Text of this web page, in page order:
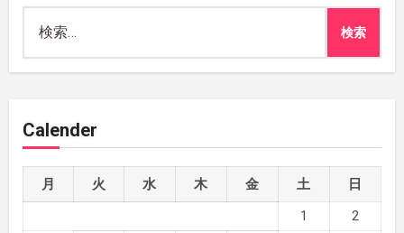
Calender
月 火 水 木 金 土
日
1
2